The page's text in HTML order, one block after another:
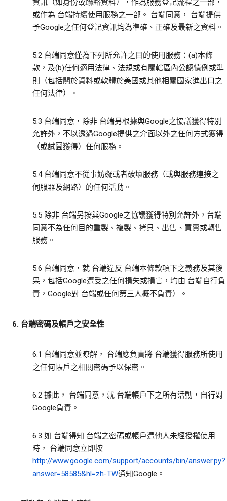
資訊（如身份或聯絡資料），作為服務登記流程之一部，
或作為 台端持續使用服務之一部。 台端同意， 台端提供
予Google之任何登記資訊均為準確、正確及最新之資料。
5.2 台端同意僅為下列所允許之目的使用服務：(a)本條
款，及(b)任何適用法律、法規或有關轄區內公認慣例或準
則（包括關於資料或軟體於美國或其他相關國家進出口之
任何法律）。
5.3 台端同意，除非 台端另根據與Google之協議獲得特別
允許外，不以透過Google提供之介面以外之任何方式獲得
（或試圖獲得）任何服務。
5.4 台端同意不從事妨礙或者破壞服務（或與服務連接之
伺服器及網路）的任何活動。
5.5 除非 台端另按與Google之協議獲得特別允許外，台端
同意不為任何目的重製、複製、拷貝、出售、買賣或轉售
服務。
5.6 台端同意，就 台端違反 台端本條款項下之義務及其後
果，包括Google遭受之任何損失或損害，均由 台端自行負
責，Google對 台端或任何第三人概不負責）。
6. 台端密碼及帳戶之安全性
6.1 台端同意並暸解， 台端應負責將 台端獲得服務所使用
之任何帳戶之相關密碼予以保密。
6.2 據此， 台端同意，就 台端帳戶下之所有活動，自行對
Google負責。
6.3 如 台端得知 台端之密碼或帳戶遭他人未經授權使用
時， 台端同意立即按
http://www.google.com/support/accounts/bin/answer.py?
answer=58585&hl=zh-TW通知Google。